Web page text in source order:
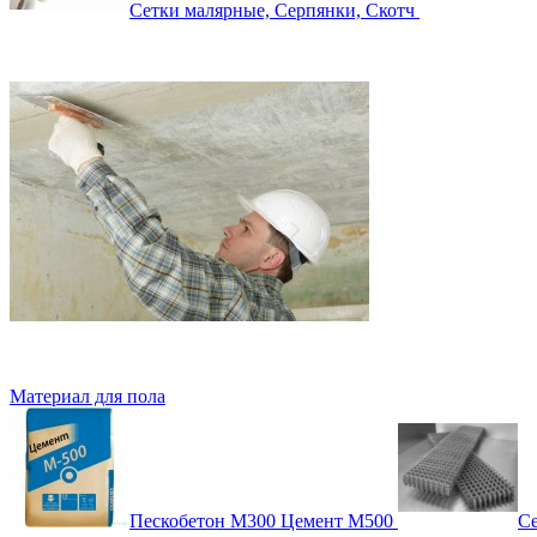
Сетки малярные, Серпянки, Скотч
Материал для пола
Пескобетон М300 Цемент М500